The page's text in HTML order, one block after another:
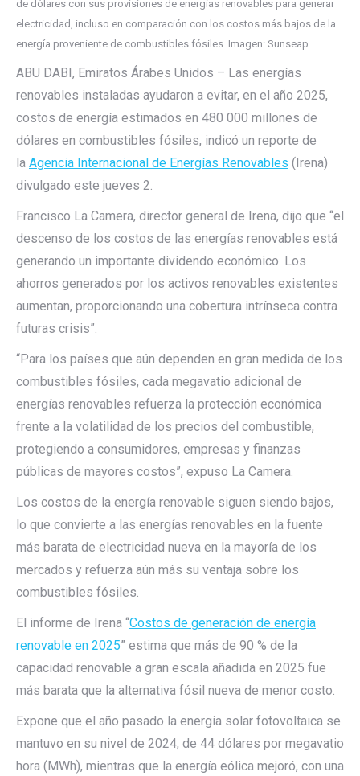
de dólares con sus provisiones de energías renovables para generar
electricidad, incluso en comparación con los costos más bajos de la
energía proveniente de combustibles fósiles. Imagen: Sunseap
ABU DABI, Emiratos Árabes Unidos – Las energías
renovables instaladas ayudaron a evitar, en el año 2025,
costos de energía estimados en 480 000 millones de
dólares en combustibles fósiles, indicó un reporte de
la Agencia Internacional de Energías Renovables (Irena)
divulgado este jueves 2.
Francisco La Camera, director general de Irena, dijo que “el
descenso de los costos de las energías renovables está
generando un importante dividendo económico. Los
ahorros generados por los activos renovables existentes
aumentan, proporcionando una cobertura intrínseca contra
futuras crisis”.
“Para los países que aún dependen en gran medida de los
combustibles fósiles, cada megavatio adicional de
energías renovables refuerza la protección económica
frente a la volatilidad de los precios del combustible,
protegiendo a consumidores, empresas y finanzas
públicas de mayores costos”, expuso La Camera.
Los costos de la energía renovable siguen siendo bajos,
lo que convierte a las energías renovables en la fuente
más barata de electricidad nueva en la mayoría de los
mercados y refuerza aún más su ventaja sobre los
combustibles fósiles.
El informe de Irena “Costos de generación de energía
renovable en 2025” estima que más de 90 % de la
capacidad renovable a gran escala añadida en 2025 fue
más barata que la alternativa fósil nueva de menor costo.
Expone que el año pasado la energía solar fotovoltaica se
mantuvo en su nivel de 2024, de 44 dólares por megavatio
hora (MWh), mientras que la energía eólica mejoró, con una